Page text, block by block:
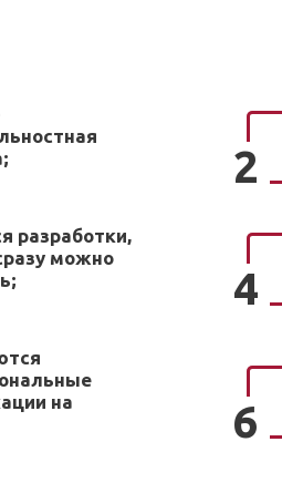
2
разработки,
можно
4
на
6